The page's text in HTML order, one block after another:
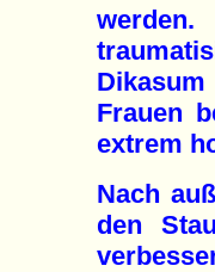
Frauen
extrem
Nach
den